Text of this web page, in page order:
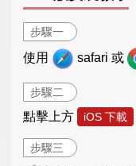
步驟一
使用 safari 或
步驟二
點擊上方 iOS 下載
步驟三